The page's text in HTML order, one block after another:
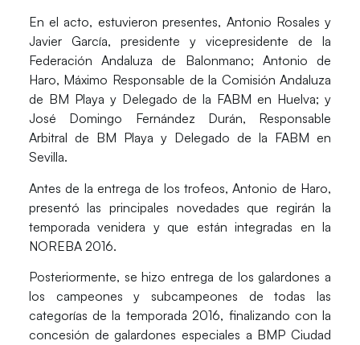
En el acto, estuvieron presentes, Antonio Rosales y
Javier García, presidente y vicepresidente de la
Federación Andaluza de Balonmano; Antonio de
Haro, Máximo Responsable de la Comisión Andaluza
de BM Playa y Delegado de la FABM en Huelva; y
José Domingo Fernández Durán, Responsable
Arbitral de BM Playa y Delegado de la FABM en
Sevilla.
Antes de la entrega de los trofeos, Antonio de Haro,
presentó las principales novedades que regirán la
temporada venidera y que están integradas en la
NOREBA 2016.
Posteriormente, se hizo entrega de los galardones a
los campeones y subcampeones de todas las
categorías de la temporada 2016, finalizando con la
concesión de galardones especiales a BMP Ciudad